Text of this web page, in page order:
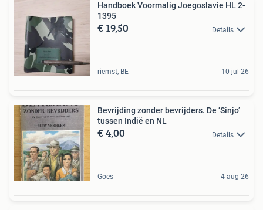
Handboek Voormalig Joegoslavie HL 2-
1395
€ 19,50 Details
riemst, BE 10 jul 26
Bevrijding zonder bevrijders. De ‘Sinjo’
tussen Indië en NL
€ 4,00 Details
Goes 4 aug 26